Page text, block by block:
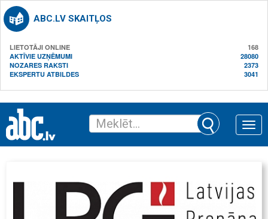
ABC.LV SKAITĻOS
LIETOTĀJI ONLINE
168
AKTĪVIE UZŅĒMUMI
28080
NOZARES RAKSTI
2373
EKSPERTU ATBILDES
3041
Toggle